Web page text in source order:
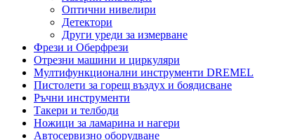
Оптични нивелири
Детектори
Други уреди за измерване
Фрези и Оберфрези
Отрезни машини и циркуляри
Мултифункционални инструменти DREMEL
Пистолети за горещ въздух и боядисване
Ръчни инструменти
Такери и телбоди
Ножици за ламарина и нагери
Автосервизно оборудване